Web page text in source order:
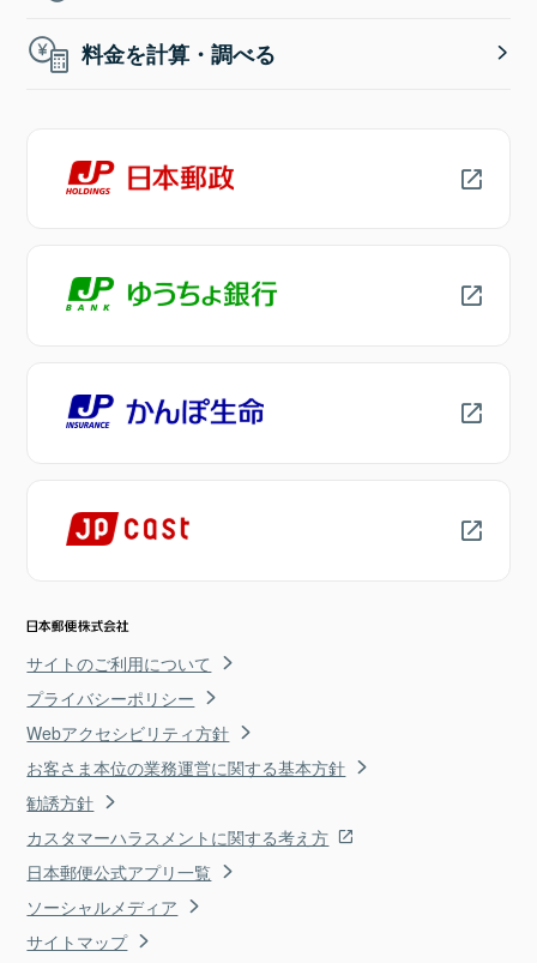
料金を計算・調べる
サイトのご利用について
プライバシーポリシー
Webアクセシビリティ方針
お客さま本位の業務運営に関する基本方針
勧誘方針
カスタマーハラスメントに関する考え方
日本郵便公式アプリ一覧
ソーシャルメディア
サイトマップ